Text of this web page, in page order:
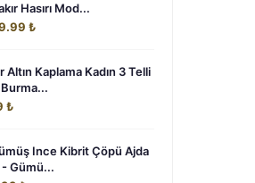
Hasırı Mod...
₺
Altın Kaplama Kadın 3 Telli
₺
Ince Kibrit Çöpü Ajda
Gümü...